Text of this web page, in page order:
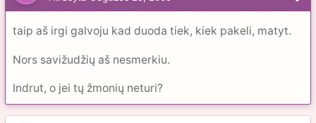
taip aš irgi galvoju kad duoda tiek, kiek pakeli, matyt.
Nors savižudžių aš nesmerkiu.
Indrut, o jei tų žmonių neturi?